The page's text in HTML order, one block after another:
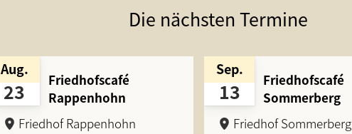
Die nächsten Termine
23
Aug.
Friedhofscafé
Rappenhohn
Friedhof Rappenhohn
13
Sep.
Friedhofscafé
Sommerberg
Friedhof Sommerberg